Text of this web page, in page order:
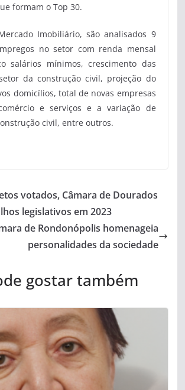
formam o Top 30.
Imobiliário, são analisados 9
no setor com renda mensal
salários mínimos, crescimento das
da construção civil, projeção do
domicílios, total de novas empresas
e serviços e a variação de
civil, entre outros.
votados, Câmara de Dourados
legislativos em 2023
de Rondonópolis homenageia
personalidades da sociedade
gostar também